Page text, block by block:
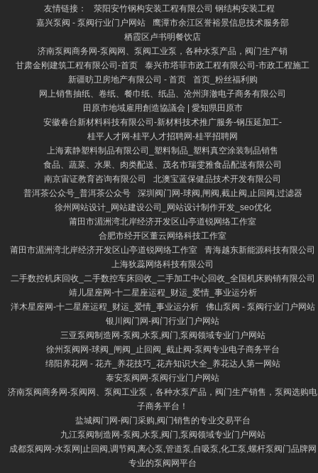
友情链接：
荥阳安竹钢构安装工程有限公司 钢结构安装工程
嘉兴泵阀 - 泵阀行业门户网站
鹰潭市余江区誉裕景信息技术服务部
栖霞区卢书明餐饮店
济南泵阀商务网-泵阀网、泵阀工业泵，各种水泵产品，阀门生产销
甘肃金刚建筑工程有限公司-首页
泰兴市塔菲市政工程有限公司-市政工程施工
新疆昉卫房地产有限公司 - 首页
首页_粉丝福利购
网上销售抽纸、卷纸、餐巾纸、纸品、沧州湃澈电子商务有限公司
田原市地域雇用創造協議会 | 愛知県田原市
安徽春台新材料科技有限公司-新材料技术推广服务-钢压延加工-
桂平人才网-桂平人才招聘网-桂平招聘网
上海素静塑料制品有限公司_塑料制品_塑料真空涂装制品销售
食品、蔬菜、水果、肉类配送、茂名市瑞雯雅食品配送有限公司
南京宙证教育咨询有限公司
北澳宝蓝保健品技术开发有限公司
普洱茶公众号_普洱茶公众号
深圳阀门网-球阀,闸阀,截止阀,止回阀,过滤器
徐州网站设计_网站建设公司_网站设计制作开发_seo优化
莆田市湄洲湾北岸经济开发区山亭道锐网络工作室
合肥市经开区董云网络科技工作室
莆田市湄洲湾北岸经济开发区山亭道锐网络工作室
青海越东新能源科技有限公司
上海狄蕊网络科技有限公司
二手数控机床回收_二手数控车床回收_二手加工中心回收_全国机床购销有限公司
靖儿星座网-十二星座运程_财运_爱情_事业运分析
洋木星座网-十二星座运程_财运_爱情_事业运分析
佛山泵阀 - 泵阀行业门户网站
银川阀门网-阀门行业门户网站
三亚泵阀制造网-泵阀,水泵,阀门,泵阀领域专业门户网站
徐州泵阀网-球阀_闸阀_止回阀_截止阀-泵阀专业电子商务平台
绵阳养花网 - 花卉_养花技巧_花卉知识大全_养花达人第一网站
泰安泵阀网-泵阀行业门户网站
济南泵阀商务网-泵阀网、泵阀工业泵，各种水泵产品，阀门生产销售，泵阀选购电
子商务平台！
盐城阀门网-阀门采购,阀门销售的专业交易平台
九江泵阀制造网-泵阀,水泵,阀门,泵阀领域专业门户网站
成都泵阀网-水泵网|止回阀,调节阀,离心泵,管道泵,自吸泵,化工泵,螺杆泵阀门品牌网
专业的泵阀网平台